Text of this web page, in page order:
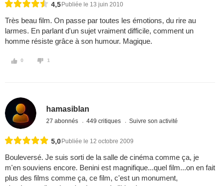
4,5 Publiée le 13 juin 2010
Très beau film. On passe par toutes les émotions, du rire au
larmes. En parlant d'un sujet vraiment difficile, comment un
homme résiste grâce à son humour. Magique.
0 1
hamasiblan
27 abonnés 449 critiques Suivre son activité
5,0 Publiée le 12 octobre 2009
Bouleversé. Je suis sorti de la salle de cinéma comme ça, je
m'en souviens encore. Benini est magnifique...quel film...on en fait
plus des films comme ça, ce film, c'est un monument,